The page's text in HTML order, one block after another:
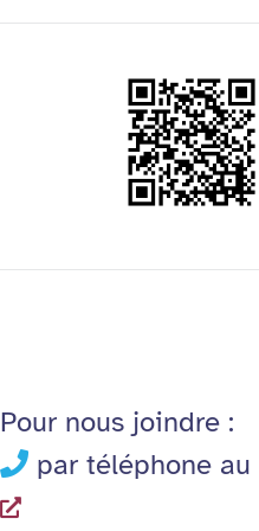
Pour nous joindre :
par téléphone au